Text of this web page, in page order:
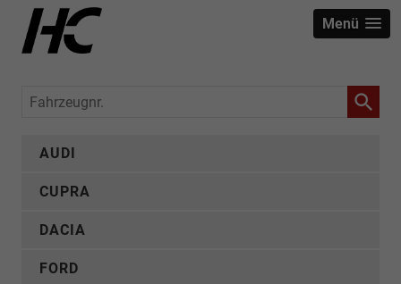
Menü
Fahrzeugnr.
AUDI
CUPRA
DACIA
FORD